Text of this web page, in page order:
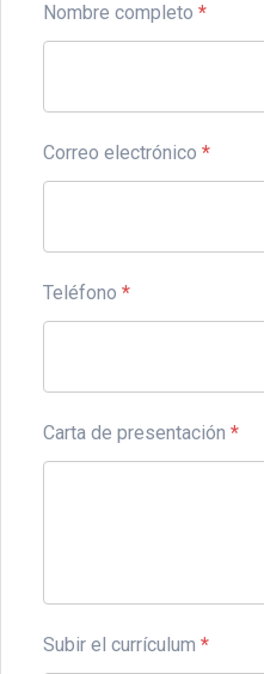
Nombre completo *
Correo electrónico *
Teléfono *
Carta de presentación *
Subir el currículum *